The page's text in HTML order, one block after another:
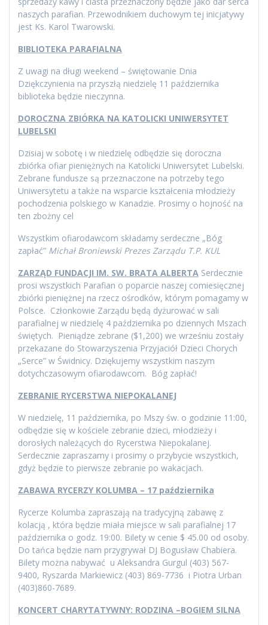
naszych parafian. Przewodnikiem duchowym tej inicjatywy
jest Ks. Karol Twarowski.
BIBLIOTEKA PARAFIALNA
Z uwagi na długi weekend – świętowanie Dnia
Dziękczynienia na przyszłą niedzielę 11 października
biblioteka będzie nieczynna.
DOROCZNA ZBIÓRKA NA KATOLICKI UNIWERSYTET
LUBELSKI
Dzisiaj w sobotę i w niedzielę odbędzie się doroczna
zbiórka ofiar pieniężnych na Katolicki Uniwersytet Lubelski.
Zebrane fundusze są przeznaczone na potrzeby tego
Uniwersytetu a także na wsparcie kształcenia młodzieży
pochodzenia polskiego w Kanadzie. Prosimy o hojność na
ten zbożny cel
Wszystkim ofiarodawcom składamy serdeczne „Bóg
zapłać” Michał Broniewski Prezes Zarządu T.P. KUL
ZARZĄD FUNDACJI IM. SW. BRATA ALBERTA Serdecznie
prosi wszystkich Parafian o poparcie naszej comiesięcznej
zbiórki pieniężnej na rzecz ośrodków, którym pomagamy w
Polsce. Członkowie Zarządu będą dyżurować w sali
parafialnej w niedzielę 4 października po dziennych Mszach
świętych. Pieniądze zebrane ($1,200) we wrześniu zostały
przekazane do Stowarzyszenia Przyjaciół Dzieci Chorych
„Serce” w Świdnicy. Dziękujemy wszystkim naszym
dotychczasowym ofiarodawcom. Bóg zapłać!
ZEBRANIE RYCERSTWA NIEPOKALANEJ
W niedzielę, 11 października, po Mszy św. o godzinie 11:00,
odbędzie się w kościele zebranie dzieci, młodzieży i
dorosłych należących do Rycerstwa Niepokalanej.
Serdecznie zapraszamy i prosimy o przybycie wszystkich,
gdyż będzie to pierwsze zebranie po wakacjach.
ZABAWA RYCERZY KOLUMBA – 17 października
Rycerze Kolumba zapraszają na tradycyjną zabawę z
kolacją , która będzie miała miejsce w sali parafialnej 17
października o godz. 19:00. Bilety w cenie $ 45.00 od osoby.
Do tańca będzie nam przygrywał DJ Bogusław Chabiera.
Bilety można nabywać u Aleksandra Gurgul (403) 567-
9400, Ryszarda Markiewicz (403) 869-7736 i Piotra Urban
(403)860-7689.
KONCERT CHARYTATYWNY: RODZINA –BOGIEM SILNA